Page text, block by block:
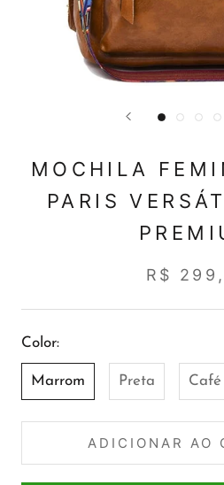
MOCHILA
PARIS
R$
Color:
Marrom Preta Café
ADICIONAR AO